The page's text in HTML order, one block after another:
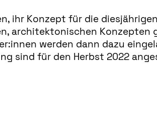
ihr Konzept für die diesjährigen
architektonischen Konzepten
werden dann dazu
sind für den Herbst 2022